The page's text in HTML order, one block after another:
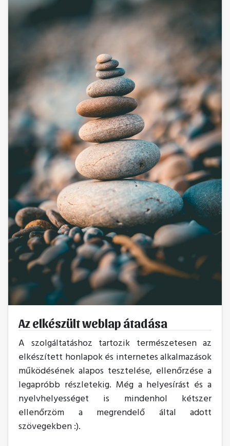
Az elkészült weblap átadása
A szolgáltatáshoz tartozik természetesen az
elkészített honlapok és internetes alkalmazások
működésének alapos tesztelése, ellenőrzése a
legapróbb részletekig. Még a helyesírást és a
nyelvhelyességet is mindenhol kétszer
ellenőrzöm a megrendelő által adott
szövegekben :).